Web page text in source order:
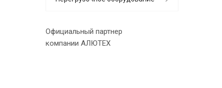
Официальный партнер
компании АЛЮТЕХ